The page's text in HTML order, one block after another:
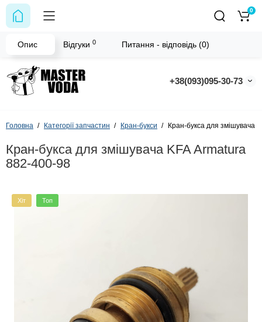
+38(093)095-30-73
0
Головна Категорії запчастин Кран-букси Кран-букса для змішувача
Кран-букса для змішувача KFA Armatura
882-400-98
Хіт Топ
Опис Відгуки 0 Питання - відповідь (0)